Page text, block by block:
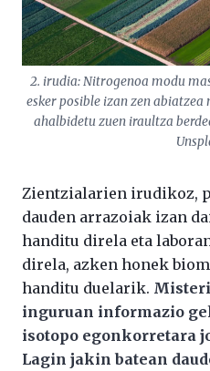
2. irudia: Nitrogenoa modu
esker posible izan zen
ahalbidetu zuen iraultza
Zientzialarien irudikoz,
dauden arrazoiak izan
handitu direla eta
direla, azken honek
handitu duelarik.
inguruan informazio
isotopo egonkorretara
Lagin jakin batean